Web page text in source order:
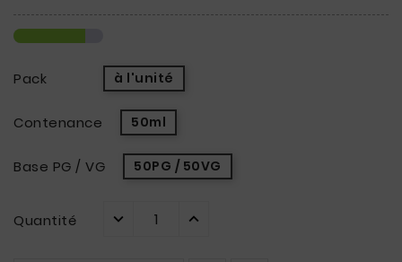
Pack à l'unité
Contenance 50ml
Base PG / VG 50PG / 50VG
Quantité